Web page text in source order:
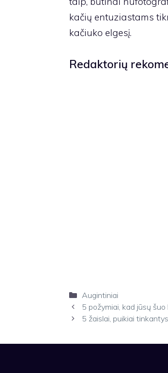
kačių entuziastams
kačiuko elgesį.
Redaktorių
Kategorijos
Augintiniai
5 požymiai, kad jūsų
5 žaislai, puikiai